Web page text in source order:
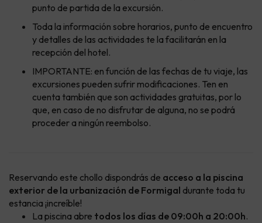
punto de partida de la excursión.
Toda la información sobre horarios, punto de encuentro
y detalles de las actividades te la facilitarán en la
recepción del hotel.
IMPORTANTE: en función de las fechas de tu viaje, las
excursiones pueden sufrir modificaciones. Ten en
cuenta también que son actividades gratuitas, por lo
que, en caso de no disfrutar de alguna, no se podrá
proceder a ningún reembolso.
Reservando este chollo dispondrás de acceso a la piscina
exterior de la urbanización de Formigal durante toda tu
estancia ¡increíble!
La piscina abre todos los días de 09:00h a 20:00h.